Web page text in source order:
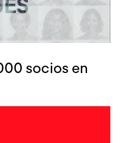
socios en